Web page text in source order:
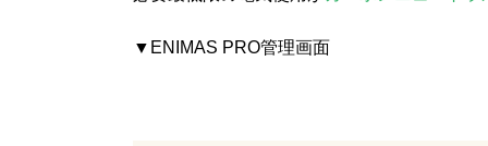
▼ENIMAS PRO管理画面